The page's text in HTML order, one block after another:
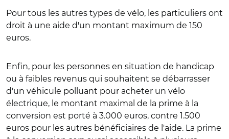
Pour tous les autres types de vélo, les particuliers ont
droit à une aide d'un montant maximum de 150
euros.
Enfin, pour les personnes en situation de handicap
ou à faibles revenus qui souhaitent se débarrasser
d'un véhicule polluant pour acheter un vélo
électrique, le montant maximal de la prime à la
conversion est porté à 3.000 euros, contre 1.500
euros pour les autres bénéficiaires de l'aide. La prime